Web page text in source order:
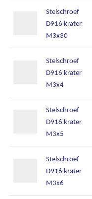
Stelschroef
D916 krater
M3x30
Stelschroef
D916 krater
M3x4
Stelschroef
D916 krater
M3x5
Stelschroef
D916 krater
M3x6